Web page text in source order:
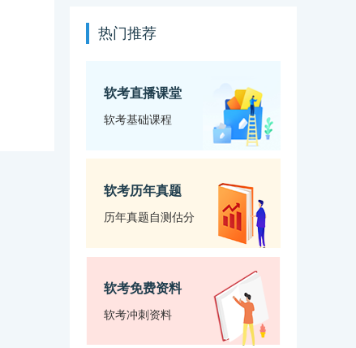
热门推荐
软考直播课堂
软考基础课程
软考历年真题
历年真题自测估分
软考免费资料
软考冲刺资料